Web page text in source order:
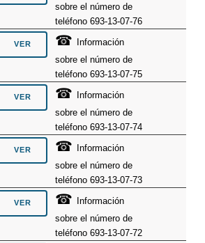
sobre el número de
teléfono 693-13-07-76
☎
Información
sobre el número de
teléfono 693-13-07-75
☎
Información
sobre el número de
teléfono 693-13-07-74
☎
Información
sobre el número de
teléfono 693-13-07-73
☎
Información
sobre el número de
teléfono 693-13-07-72